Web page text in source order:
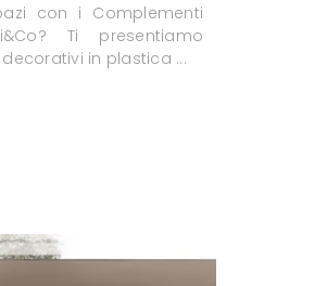
con i Complementi
Ti presentiamo
in plastica ...